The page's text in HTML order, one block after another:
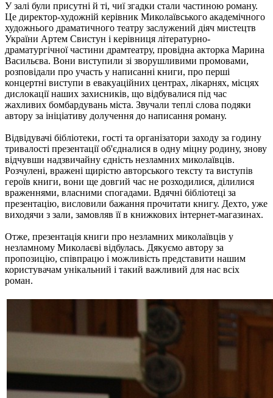
У залі були присутні й ті, чиї згадки стали частиною роману.
Це директор-художній керівник Миколаївського академічного
художнього драматичного театру заслужений діяч мистецтв
України Артем Свистун і керівниця літературно-
драматургічної частини драмтеатру, провідна акторка Марина
Васильєва. Вони виступили зі зворушливими промовами,
розповідали про участь у написанні книги, про перші
концертні виступи в евакуаційних центрах, лікарнях, місцях
дислокації наших захисників, що відбувалися під час
жахливих бомбардувань міста. Звучали теплі слова подяки
автору за ініціативу долучення до написання роману.
Відвідувачі бібліотеки, гості та організатори заходу за годину
тривалості презентації об'єдналися в одну міцну родину, знову
відчувши надзвичайну єдність незламних миколаївців.
Розчулені, вражені щирістю авторського тексту та виступів
героїв книги, вони ще довгий час не розходилися, ділилися
враженнями, власними спогадами. Вдячні бібліотеці за
презентацію, висловили бажання прочитати книгу. Дехто, уже
виходячи з зали, замовляв її в книжкових інтернет-магазинах.
Отже, презентація книги про незламних миколаївців у
незламному Миколаєві відбулась. Дякуємо автору за
пропозицію, співпрацю і можливість представити нашим
користувачам унікальний і такий важливий для нас всіх
роман.